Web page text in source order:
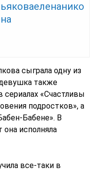
сыграла одну из
также
сериалах «Счастливы
подростков», а
Бабене». В
исполняла
все-таки в